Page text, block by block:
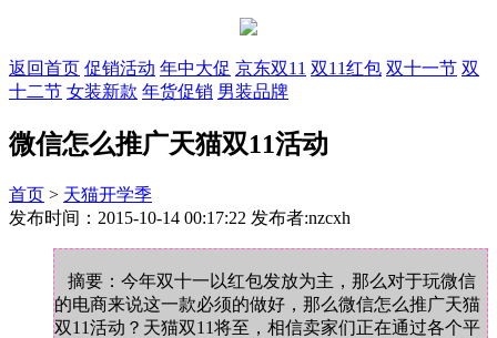
返回首页 促销活动 年中大促 京东双11 双11红包 双十一节 双
十二节 女装新款 年货促销 男装品牌
微信怎么推广天猫双11活动
首页 > 天猫开学季
发布时间：2015-10-14 00:17:22 发布者:nzcxh
摘要：今年双十一以红包发放为主，那么对于玩微信
的电商来说这一款必须的做好，那么微信怎么推广天猫
双11活动？天猫双11将至，相信卖家们正在通过各个平